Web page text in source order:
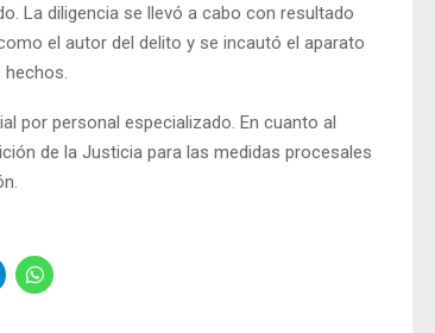
La diligencia se llevó a cabo con resultado
el autor del delito y se incautó el aparato
por personal especializado. En cuanto al
de la Justicia para las medidas procesales